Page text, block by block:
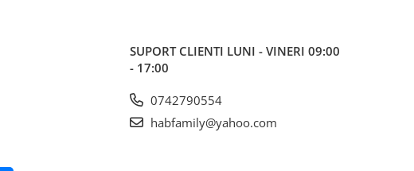
SUPORT CLIENTI LUNI - VINERI 09:00
- 17:00
0742790554
habfamily@yahoo.com